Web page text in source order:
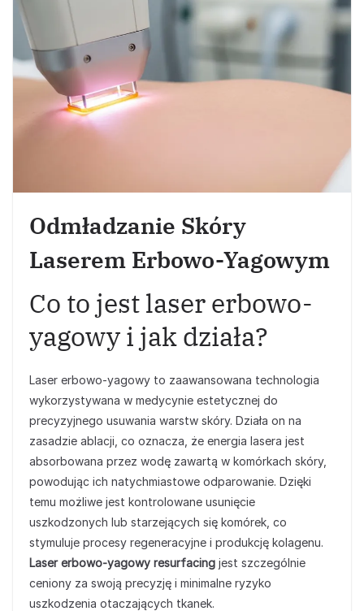
Odmładzanie Skóry
Laserem Erbowo-Yagowym
Co to jest laser erbowo-
yagowy i jak działa?
Laser erbowo-yagowy to zaawansowana technologia
wykorzystywana w medycynie estetycznej do
precyzyjnego usuwania warstw skóry. Działa on na
zasadzie ablacji, co oznacza, że energia lasera jest
absorbowana przez wodę zawartą w komórkach skóry,
powodując ich natychmiastowe odparowanie. Dzięki
temu możliwe jest kontrolowane usunięcie
uszkodzonych lub starzejących się komórek, co
stymuluje procesy regeneracyjne i produkcję kolagenu.
Laser erbowo-yagowy resurfacing jest szczególnie
ceniony za swoją precyzję i minimalne ryzyko
uszkodzenia otaczających tkanek.